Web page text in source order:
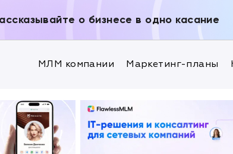
о бизнесе в одно касание
МЛМ компании Маркетинг-планы